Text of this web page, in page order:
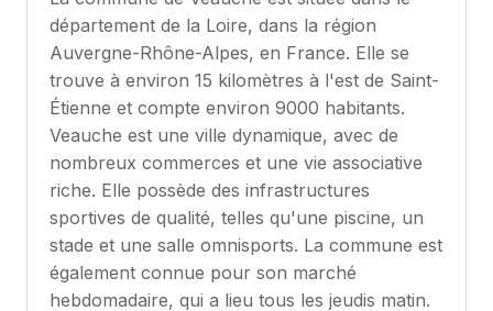
département de la Loire, dans la région
Auvergne-Rhône-Alpes, en France. Elle se
trouve à environ 15 kilomètres à l'est de Saint-
Étienne et compte environ 9000 habitants.
Veauche est une ville dynamique, avec de
nombreux commerces et une vie associative
riche. Elle possède des infrastructures
sportives de qualité, telles qu'une piscine, un
stade et une salle omnisports. La commune est
également connue pour son marché
hebdomadaire, qui a lieu tous les jeudis matin.